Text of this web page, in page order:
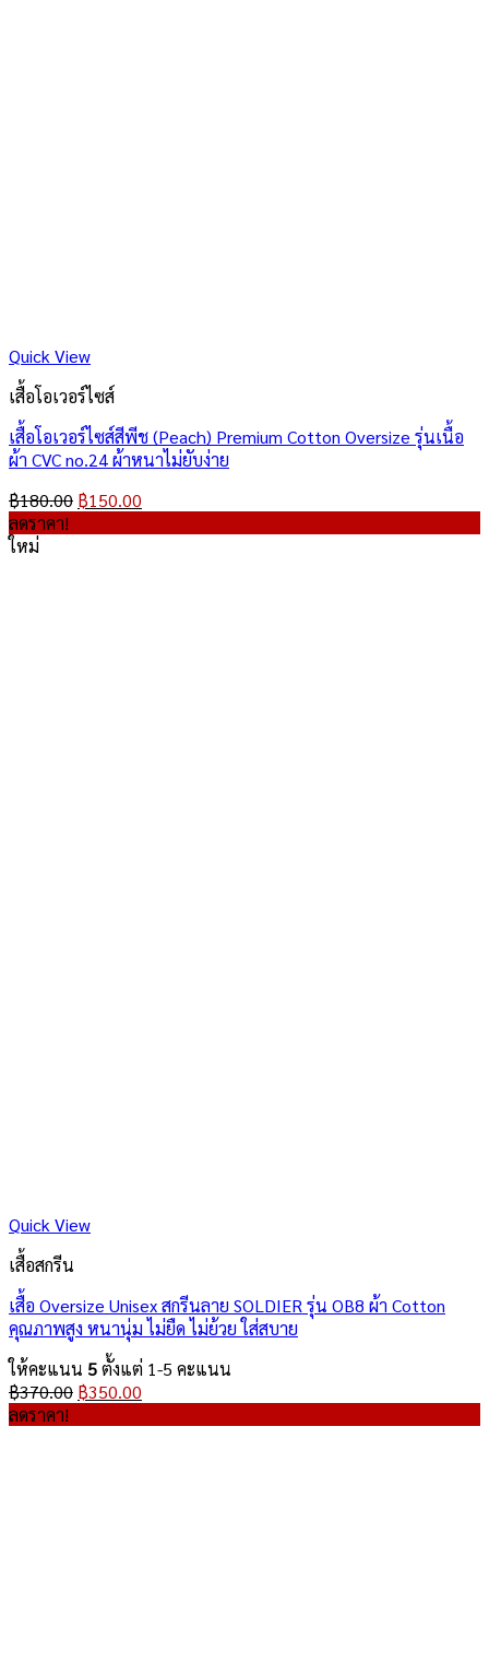
Quick View
เสื้อโอเวอร์ไซส์
เสื้อโอเวอร์ไซส์สีพีช (Peach) Premium Cotton Oversize รุ่นเนื้อ
ผ้า CVC no.24 ผ้าหนาไม่ยับง่าย
฿180.00 Original
฿150.00
ลดราคา!
ใหม่
Quick View
เสื้อสกรีน
เสื้อ Oversize Unisex สกรีนลาย SOLDIER รุ่น OB8 ผ้า Cotton
คุณภาพสูง หนานุ่ม ไม่ยืด ไม่ย้วย ใส่สบาย
ให้คะแนน 5ตั้งแต่ 1-5 คะแนน
฿370.00 Original
฿350.00
ลดราคา!